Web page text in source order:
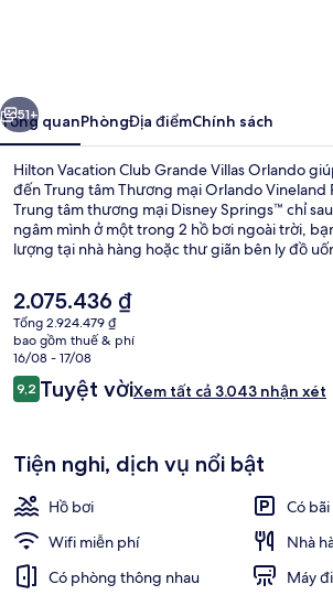
Villas
Orlando
51+
Tổng quanPhòngĐịa điểmChính sách
Hilton Vacation Club Grande Villas Orlando
đến Trung tâm Thương mại Orlando Vineland
Trung tâm thương mại Disney Springs™ chỉ
ngâm mình ở một trong 2 hồ bơi ngoài trời,
lượng tại nhà hàng hoặc thư giãn bên ly đồ
nơi lưu trú này còn có quán bar cạnh hồ bơi và
Hồ bơi và nhân viên nhiệt tình là những điều
du khách.
Giá
hiện
tại
là
2.075.436 ₫
2.075.436 ₫
Tổng 2.924.479 ₫
bao gồm thuế & phí
16/08 - 17/08
Nhận
xét
9,29,2 trên 10,
Tuyệt vờiXem tất cả 3.043 nhận xét
Tiện nghi, dịch vụ nổi bật
Hồ bơi
Có
Wifi miễn phí
Nhà
Có phòng thông nhau
Máy